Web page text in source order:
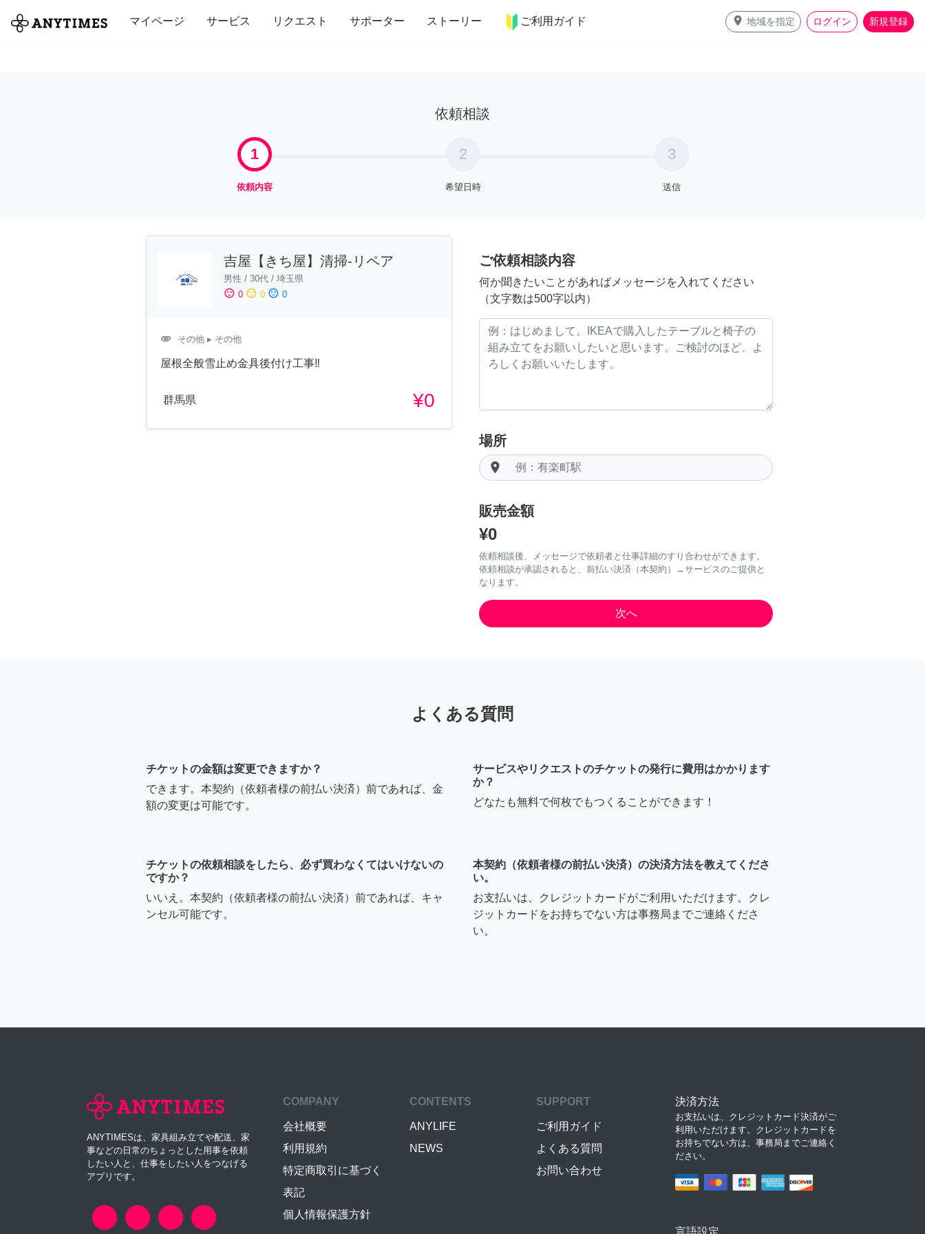
マイページ サービス リクエスト サポーター ストーリー ご利用ガイド place 地域を指定 ログイン 新規登録
全て 修理・組立 家事 引っ越し インテリア 趣味・習い事 ペット 料理
依頼相談
1
依頼内容
2
希望日時
3
送信
吉屋【きち屋】清掃-リペア
男性 / 30代 / 埼玉県
sentiment_satisfied 0 sentiment_neutral 0 sentiment_dissatisfied 0
attachment その他 ▸ その他
屋根全般雪止め金具後付け工事‼︎
群馬県 ¥0
ご依頼相談内容
何か聞きたいことがあればメッセージを入れてください
（文字数は500字以内）
場所
room
販売金額
¥0
依頼相談後、メッセージで依頼者と仕事詳細のすり合わせができます。
依頼相談が承認されると、前払い決済（本契約）→サービスのご提供と
なります。
よくある質問
チケットの金額は変更できますか？
できます。本契約（依頼者様の前払い決済）前であれば、金
額の変更は可能です。
サービスやリクエストのチケットの発行に費用はかかります
か？
どなたも無料で何枚でもつくることができます！
チケットの依頼相談をしたら、必ず買わなくてはいけないの
ですか？
いいえ。本契約（依頼者様の前払い決済）前であれば、キャ
ンセル可能です。
本契約（依頼者様の前払い決済）の決済方法を教えてくださ
い。
お支払いは、クレジットカードがご利用いただけます。クレ
ジットカードをお持ちでない方は事務局までご連絡くださ
い。
ANYTIMESは、家具組み立てや配送、家
事などの日常のちょっとした用事を依頼
したい人と、仕事をしたい人をつなげる
アプリです。
COMPANY
会社概要
利用規約
特定商取引に基づく
表記
個人情報保護方針
CONTENTS
ANYLIFE
NEWS
SUPPORT
ご利用ガイド
よくある質問
お問い合わせ
決済方法
お支払いは、クレジットカード決済がご
利用いただけます。クレジットカードを
お持ちでない方は、事務局までご連絡く
ださい。
言語設定